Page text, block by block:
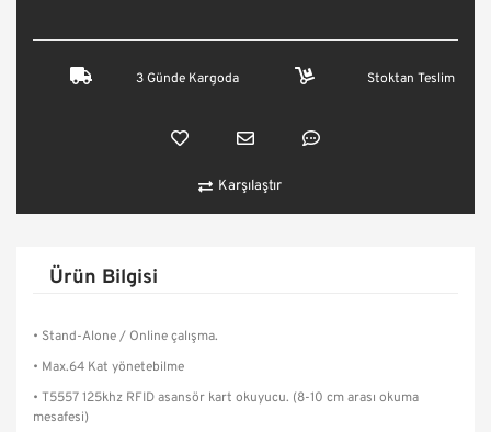
3 Günde Kargoda Stoktan Teslim
Karşılaştır
Ürün Bilgisi
• Stand-Alone / Online çalışma.
• Max.64 Kat yönetebilme
• T5557 125khz RFID asansör kart okuyucu. (8-10 cm arası okuma
mesafesi)